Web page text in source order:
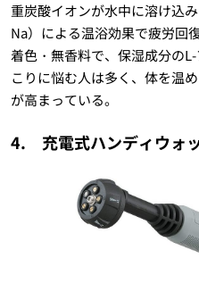
重炭酸イオンが水中に溶け込
Na）による温浴効果で疲労回
着色・無香料で、保湿成分の
こりに悩む人は多く、体を温
が高まっている。
4. 充電式ハンディウォ